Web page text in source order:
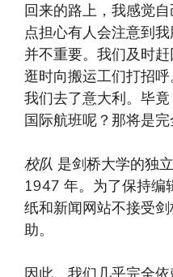
回来的路上，我感觉
点担心有人会注意到
并不重要。我们及时
逛时向搬运工们打招
我们去了意大利。毕
国际航班呢？那将是完
校队 是剑桥大学的独
1947 年。为了保持编
纸和新闻网站不接受
助。